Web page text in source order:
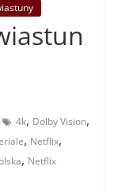
4k, Dolby Vision,
, Netflix,
, Netflix